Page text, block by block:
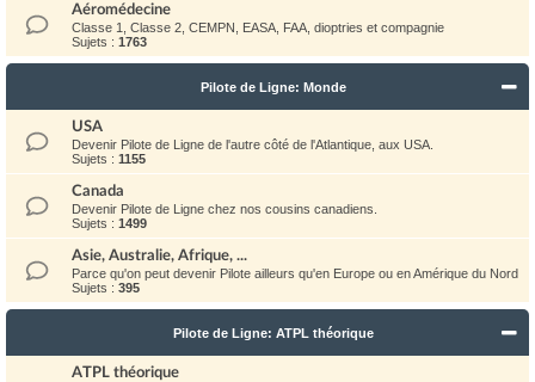
Aéromédecine
Classe 1, Classe 2, CEMPN, EASA, FAA, dioptries et compagnie
Sujets : 1763
Pilote de Ligne: Monde
USA
Devenir Pilote de Ligne de l'autre côté de l'Atlantique, aux USA.
Sujets : 1155
Canada
Devenir Pilote de Ligne chez nos cousins canadiens.
Sujets : 1499
Asie, Australie, Afrique, ...
Parce qu'on peut devenir Pilote ailleurs qu'en Europe ou en Amérique du Nord
Sujets : 395
Pilote de Ligne: ATPL théorique
ATPL théorique